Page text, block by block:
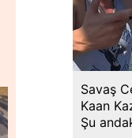
Savaş
Kaan
Şu